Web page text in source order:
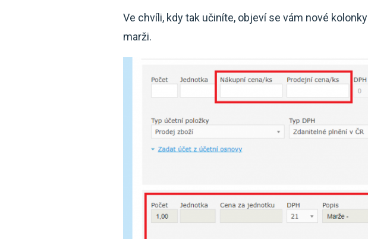
Ve chvíli, kdy tak učiníte, objeví se vám nové kolonky
marži.